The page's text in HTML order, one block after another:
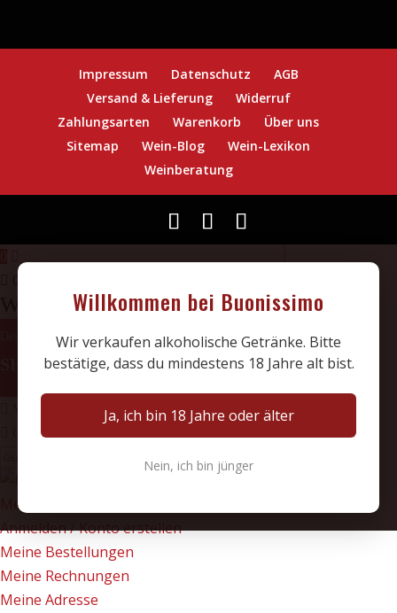
Impressum Datenschutz
AGB
Versand & Lieferung
Widerruf
Zahlungsarten
Warenkorb
Über uns
Sitemap
Wein-Blog
Wein-Lexikon
Weinberatung
Willkommen bei Buonissimo
Wir verkaufen alkoholische Getränke. Bitte
bestätige, dass du mindestens 18 Jahre alt bist.
Ja, ich bin 18 Jahre oder älter
Nein, ich bin jünger
Warenkorb
Dein Warenkorb ist leer
ZURÜCK ZUM
SHOP
Versandkosten berechnen
Gutschein benutzen
Einreichen
Mein Konto
Anmelden / Konto erstellen
Meine Bestellungen
Meine Rechnungen
Meine Adresse